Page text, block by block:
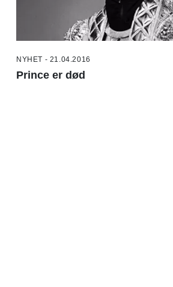
NYHET - 21.04.2016
Prince er død